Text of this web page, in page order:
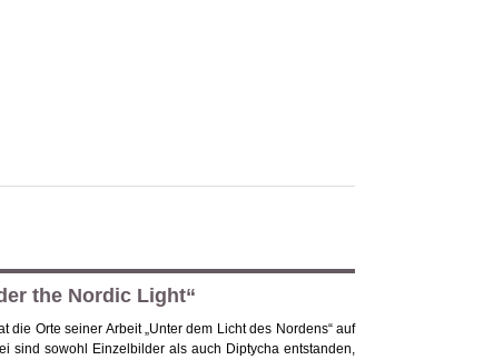
the Nordic Light“
Orte seiner Arbeit „Unter dem Licht des Nordens“ auf
sind sowohl Einzelbilder als auch Diptycha entstanden,